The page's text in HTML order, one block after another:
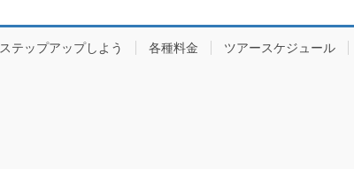
ステップアップしよう 各種料金 ツアースケジュール